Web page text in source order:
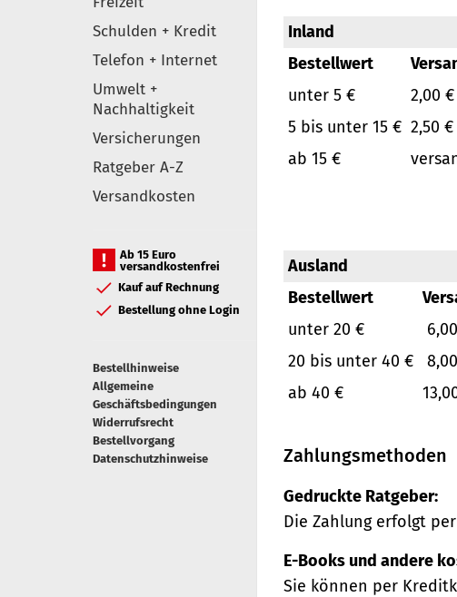
Schulden + Kredit
Telefon + Internet
Umwelt +
Nachhaltigkeit
Versicherungen
Ratgeber A-Z
Versandkosten
Ab 15 Euro
versandkostenfrei
Kauf auf Rechnung
Bestellung ohne Login
Bestellhinweise
Allgemeine
Geschäftsbedingungen
Widerrufsrecht
Bestellvorgang
Datenschutzhinweise
Inland
Bestellwert
unter 5 €
2,00 €
5 bis unter 15 € 2,50 €
ab 15 €
Ausland
Bestellwert
unter 20 €
20 bis unter 40 €
ab 40 €
Zahlungsmethoden
Gedruckte Ratgeber:
Die Zahlung erfolgt
E-Books und andere
Sie können per